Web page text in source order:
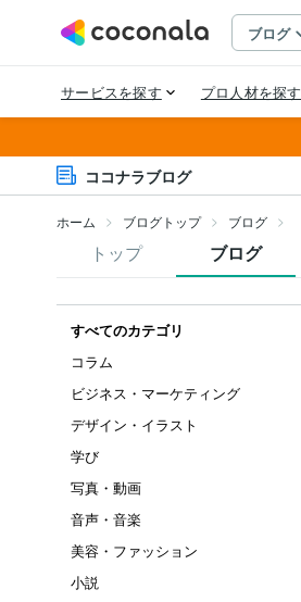
ココナラブログ
ホーム ブログトップ ブログ
トップ ブログ
すべてのカテゴリ
コラム
ビジネス・マーケティング
デザイン・イラスト
学び
写真・動画
音声・音楽
美容・ファッション
小説